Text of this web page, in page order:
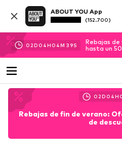
ABOUT YOU App
(152.700)
02D 04H 04M 39S
Rebajas
hasta un
02D 04H
Rebajas de fin de verano:
de